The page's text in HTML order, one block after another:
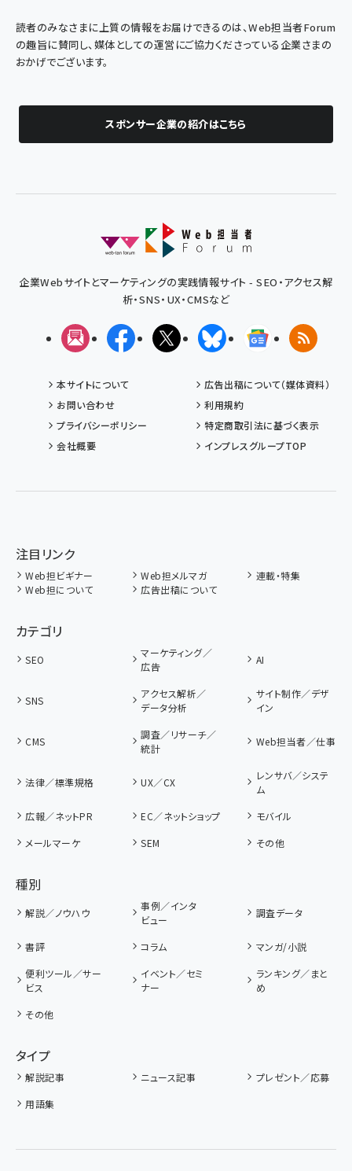
読者のみなさまに上質の情報をお届けできるのは、Web担当者Forum
の趣旨に賛同し、媒体としての運営にご協力くださっている企業さまの
おかげでございます。
スポンサー企業の紹介はこちら
企業Webサイトとマーケティングの実践情報サイト - SEO・アクセス解
析・SNS・UX・CMSなど
メルマガFacebookX(エックス)BlueskyGoogleニュ
RSS
本サイトについて
広告出稿について（媒体資料）
お問い合わせ
利用規約
プライバシーポリシー
特定商取引法に基づく表示
会社概要
インプレスグループTOP
注目リンク
Web担ビギナー Web担メルマガ
連載・特集
Web担について
広告出稿について
カテゴリ
SEO
マーケティング／
広告
AI
SNS
アクセス解析／
データ分析
サイト制作／デザ
イン
CMS
調査／リサーチ／
統計
Web担当者／仕事
法律／標準規格 UX／CX
レンサバ／システ
ム
広報／ネットPR
EC／ネットショップ
モバイル
メールマーケ
SEM その他
種別
解説／ノウハウ
事例／インタ
ビュー
調査データ
書評 コラム
マンガ/小説
便利ツール／サー
ビス
イベント／セミ
ナー
ランキング／まと
め
その他
タイプ
解説記事 ニュース記事
プレゼント／応募
用語集